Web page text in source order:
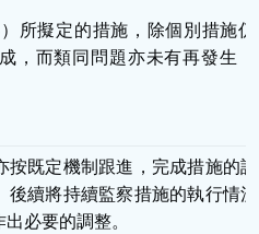
所擬定的措施，除個別措施
，而類同問題亦未有再發生
按既定機制跟進，完成措施的
後續將持續監察措施的執行情
必要的調整。